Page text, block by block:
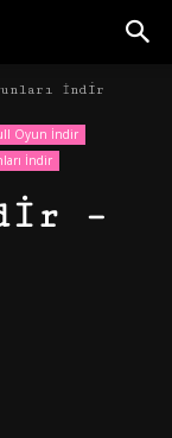
İndir
Oyun İndir
İndir
–